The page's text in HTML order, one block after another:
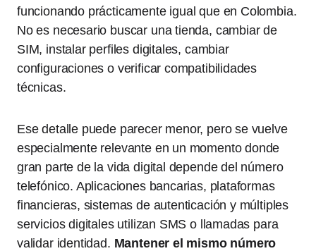
funcionando prácticamente igual que en Colombia.
No es necesario buscar una tienda, cambiar de
SIM, instalar perfiles digitales, cambiar
configuraciones o verificar compatibilidades
técnicas.
Ese detalle puede parecer menor, pero se vuelve
especialmente relevante en un momento donde
gran parte de la vida digital depende del número
telefónico. Aplicaciones bancarias, plataformas
financieras, sistemas de autenticación y múltiples
servicios digitales utilizan SMS o llamadas para
validar identidad. Mantener el mismo número